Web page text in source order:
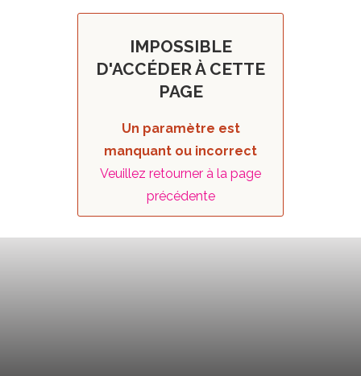
IMPOSSIBLE
D'ACCÉDER À CETTE
PAGE
Un paramètre est
manquant ou incorrect
Veuillez retourner à la page
précédente